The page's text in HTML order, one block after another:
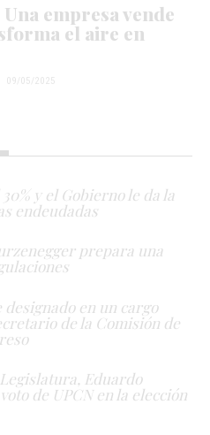
empresa vende
el aire en
09/05/2025
y el Gobierno le da la
endeudadas
prepara una
en un cargo
de la Comisión de
Eduardo
de UPCN en la elección